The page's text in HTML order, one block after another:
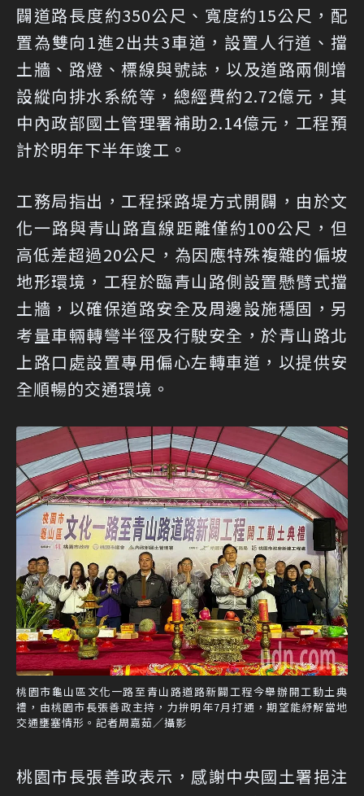
闢道路長度約350公尺、寬度約15公尺，配
置為雙向1進2出共3車道，設置人行道、擋
土牆、路燈、標線與號誌，以及道路兩側增
設縱向排水系統等，總經費約2.72億元，其
中內政部國土管理署補助2.14億元，工程預
計於明年下半年竣工。
工務局指出，工程採路堤方式開闢，由於文
化一路與青山路直線距離僅約100公尺，但
高低差超過20公尺，為因應特殊複雜的偏坡
地形環境，工程於臨青山路側設置懸臂式擋
土牆，以確保道路安全及周邊設施穩固，另
考量車輛轉彎半徑及行駛安全，於青山路北
上路口處設置專用偏心左轉車道，以提供安
全順暢的交通環境。
桃園市龜山區文化一路至青山路道路新闢工程今舉辦開工動土典
禮，由桃園市長張善政主持，力拚明年7月打通，期望能紓解當地
交通壅塞情形。記者周嘉茹／攝影
桃園市長張善政表示，感謝中央國土署挹注